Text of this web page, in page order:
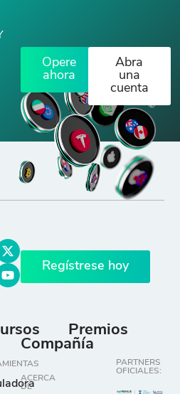
Opere
ahora
Abra
una
cuenta
Regístrese hoy
Compañía
ACERCA
DE
Premios
PARTNERS
OFICIALES: